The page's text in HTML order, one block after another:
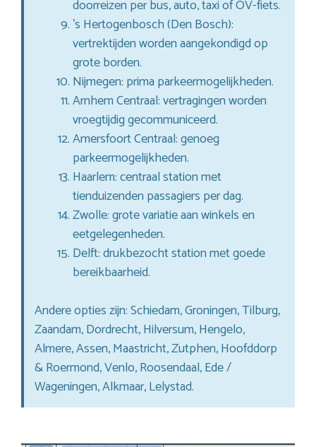
doorreizen per bus, auto, taxi of OV-fiets.
’s Hertogenbosch (Den Bosch):
vertrektijden worden aangekondigd op
grote borden.
Nijmegen: prima parkeermogelijkheden.
Arnhem Centraal: vertragingen worden
vroegtijdig gecommuniceerd.
Amersfoort Centraal: genoeg
parkeermogelijkheden.
Haarlem: centraal station met
tienduizenden passagiers per dag.
Zwolle: grote variatie aan winkels en
eetgelegenheden.
Delft: drukbezocht station met goede
bereikbaarheid.
Andere opties zijn: Schiedam, Groningen, Tilburg,
Zaandam, Dordrecht, Hilversum, Hengelo,
Almere, Assen, Maastricht, Zutphen, Hoofddorp
& Roermond, Venlo, Roosendaal, Ede /
Wageningen, Alkmaar, Lelystad.